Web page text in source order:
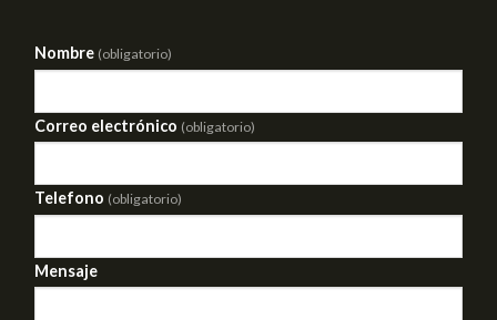
Nombre (obligatorio)
Correo electrónico (obligatorio)
Telefono (obligatorio)
Mensaje